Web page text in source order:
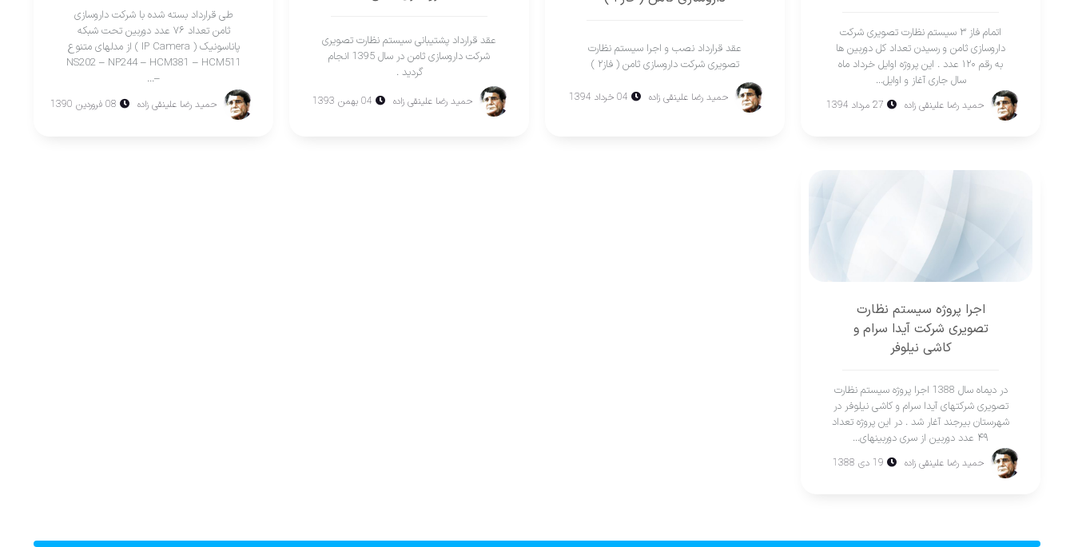
اتمام فاز ۳ سیستم نظارت تصویری شرکت
داروسازی ثامن و رسیدن تعداد کل دوربین ها
به رقم ۱۲۰ عدد . این پروژه اوایل خرداد ماه
سال جاری آغاز و اوایل...
حمید رضا علینقی زاده
عقد قرارداد نصب و اجرا سیستم نظارت
تصویری شرکت داروسازی ثامن ( فاز۲ )
حمید رضا علینقی زاده
عقد قرارداد پشتیبانی سیستم نظارت تصویری
شرکت داروسازی ثامن در سال 1395 انجام
گردید .
حمید رضا علینقی زاده
طى قرارداد بسته شده با شرکت داروسازى
ثامن تعداد ۷۶ عدد دوربین تحت شبکه
پاناسونیک ( IP Camera ) از مدلهاى متنوع
NS202 – NP244 – HCM381 – HCM511
–...
حمید رضا علینقی زاده
اجرا پروژه سیستم نظارت
تصویرى شرکت آیدا سرام و
کاشى نیلوفر
در ديماه سال 1388 اجرا پروژه سیستم نظارت
تصویرى شرکتهای آیدا سرام و کاشى نیلوفر در
شهرستان بيرجند آغار شد . در این پروژه تعداد
۴۹ عدد دوربین از سرى دوربینهاى...
حمید رضا علینقی زاده